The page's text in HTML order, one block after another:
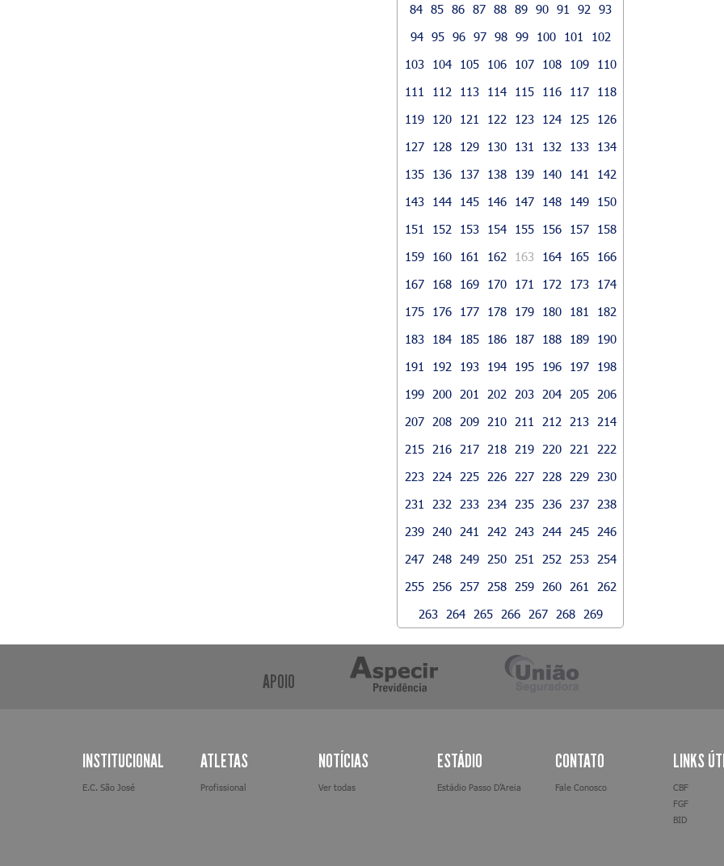
84 85 86 87 88 89 90 91 92
93
94 95 96 97 98 99 100 101
102
103
104 105 106 107 108 109
110
111
112 113 114 115 116 117
118
119
120 121 122 123 124 125
126
127
128 129 130 131 132 133
134
135
136 137 138 139 140 141
142
143
144 145 146 147 148 149
150
151
152 153 154 155 156 157
158
159
160 161 162 163 164 165
166
167
168 169 170 171 172 173
174
175
176 177 178 179 180 181
182
183
184 185 186 187 188 189
190
191
192 193 194 195 196 197
198
199
200 201 202 203 204 205
206
207
208 209 210 211 212 213
214
215
216 217 218 219 220 221
222
223
224 225 226 227 228 229
230
231
232 233 234 235 236 237
238
239
240 241 242 243 244 245
246
247
248 249 250 251 252 253
254
255
256 257 258 259 260 261
262
263
264 265 266 267 268 269
APOIO
INSTITUCIONAL
E.C. São José
ATLETAS
Profissional
NOTÍCIAS
Ver todas
ESTÁDIO
Estádio Passo D’Areia
CONTATO
Fale Conosco
LINKS
CBF
FGF
BID